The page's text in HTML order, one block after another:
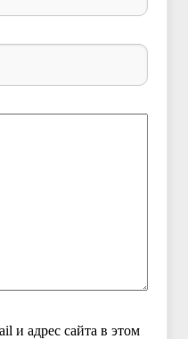
и адрес сайта в этом